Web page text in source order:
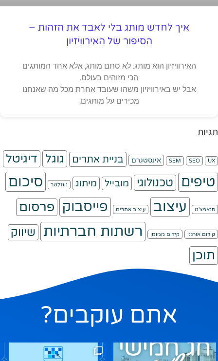
איך לחדש מותג בלי לאבד את הזהות –
הסיפור של האירוויזיון
האירוויזיון הוא מותג. לא סתם מותג, אלא אחד המותגים
הכי מזוהים בעולם.
אבל יש באירוויזיון משהו שעובד אחרת מכל מה שאנחנו
מכירים על מותגים.
תגיות
SEM SEO UX אינסטגרם בניית אתרים גוגל דיגיטל
טיפים טכנולוגי מובייל מיתוג ניוזלטר סיכום
סנאפצ'ט עיצוב עיצוב אתרים פייסבוק פרסום
קידום אורגני קידום ממומן רשתות חברתיות שיווק
תוכן
אתם עוקבים?
בהם, אבל אם תשאלו בשקט מה